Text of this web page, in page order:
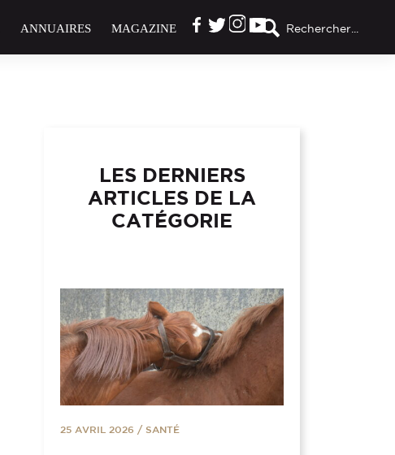
Rechercher...
ANNUAIRES MAGAZINE
LES DERNIERS
ARTICLES DE LA
CATÉGORIE
25 AVRIL 2026 / SANTÉ